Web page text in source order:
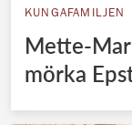
KUNGAFAMILJEN
Mette-
mörka